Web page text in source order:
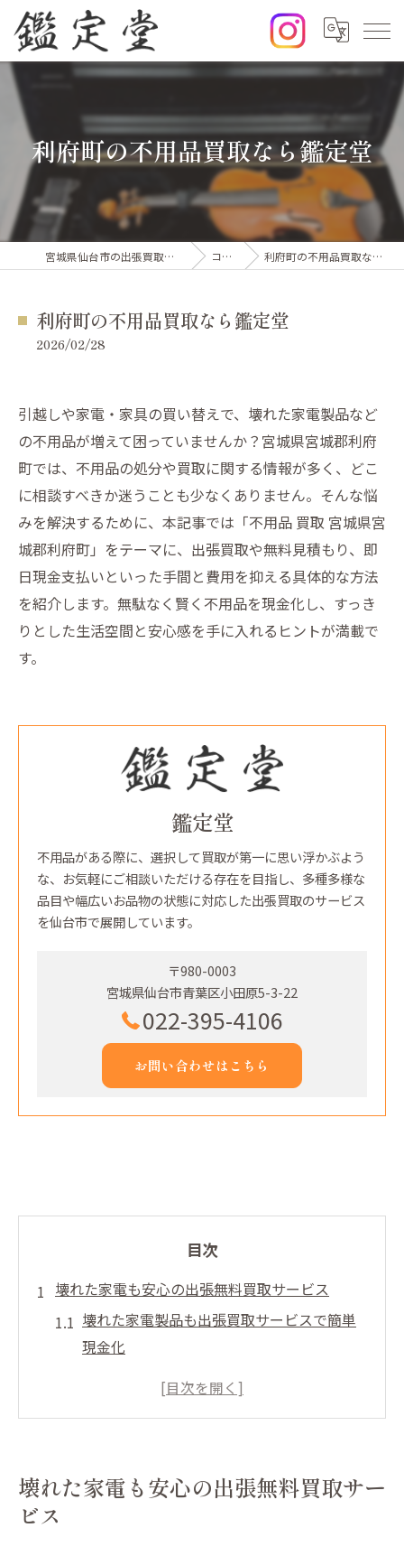
利府町の不用品買取なら鑑定堂
宮城県仙台市の出張買取なら鑑定堂 コラム 利府町の不用品買取なら鑑定堂
利府町の不用品買取なら鑑定堂
2026/02/28
引越しや家電・家具の買い替えで、壊れた家電製品など
の不用品が増えて困っていませんか？宮城県宮城郡利府
町では、不用品の処分や買取に関する情報が多く、どこ
に相談すべきか迷うことも少なくありません。そんな悩
みを解決するために、本記事では「不用品 買取 宮城県宮
城郡利府町」をテーマに、出張買取や無料見積もり、即
日現金支払いといった手間と費用を抑える具体的な方法
を紹介します。無駄なく賢く不用品を現金化し、すっき
りとした生活空間と安心感を手に入れるヒントが満載で
す。
鑑定堂
不用品がある際に、選択して買取が第一に思い浮かぶよう
な、お気軽にご相談いただける存在を目指し、多種多様な
品目や幅広いお品物の状態に対応した出張買取のサービス
を仙台市で展開しています。
〒980-0003
宮城県仙台市青葉区小田原5-3-22
022-395-4106
お問い合わせはこちら
目次
壊れた家電も安心の出張無料買取サービス
壊れた家電製品も出張買取サービスで簡単
現金化
不用品の買取なら鑑定堂にご相談下さいで
納得の安心感
出張買取と即日現金支払いのメリットを徹
壊れた家電も安心の出張無料買取サー
ビス